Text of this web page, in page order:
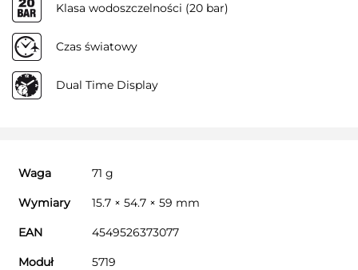
Klasa wodoszczelności (20 bar)
Czas światowy
Dual Time Display
Waga 71 g
Wymiary 15.7 × 54.7 × 59 mm
EAN 4549526373077
Moduł 5719